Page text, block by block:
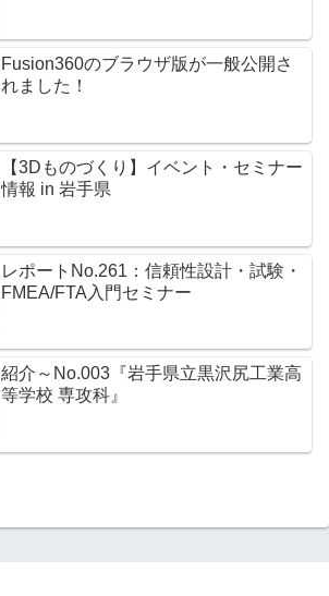
Fusion360のブラウザ版が一般公開さ
れました！
【3Dものづくり】イベント・セミナー
情報 in 岩手県
レポートNo.261：信頼性設計・試験・
FMEA/FTA入門セミナー
紹介～No.003『岩手県立黒沢尻工業高
等学校 専攻科』